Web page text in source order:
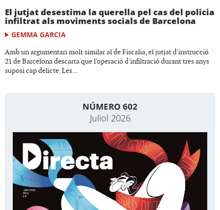
El jutjat desestima la querella pel cas del policia
infiltrat als moviments socials de Barcelona
GEMMA GARCIA
Amb un argumentari molt similar al de Fiscalia, el jutjat d'instrucció
21 de Barcelona descarta que l'operació d'infiltració durant tres anys
suposi cap delicte. Les...
NÚMERO 602
Juliol 2026